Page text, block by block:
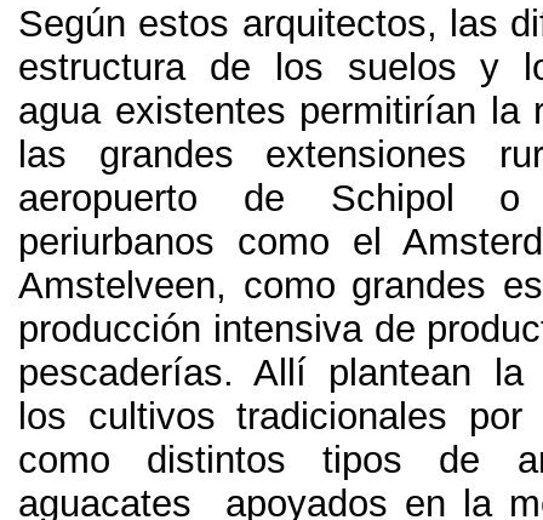
Según estos arquitectos, las
estructura de los suelos y
agua existentes permitirían la
las grandes extensiones
aeropuerto de Schipol
periurbanos como el
Amstelveen, como grandes
producción intensiva de
pescaderías.Allí plantean la
los cultivos tradicionales por
como distintos tipos de
aguacates apoyados en la